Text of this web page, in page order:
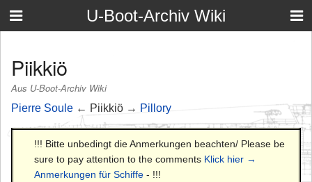
U-Boot-Archiv Wiki
Piikkiö
Aus U-Boot-Archiv Wiki
Pierre Soule ← Piikkiö → Pillory
!!! Bitte unbedingt die Anmerkungen beachten/ Please be
sure to pay attention to the comments Klick hier →
Anmerkungen für Schiffe - !!!